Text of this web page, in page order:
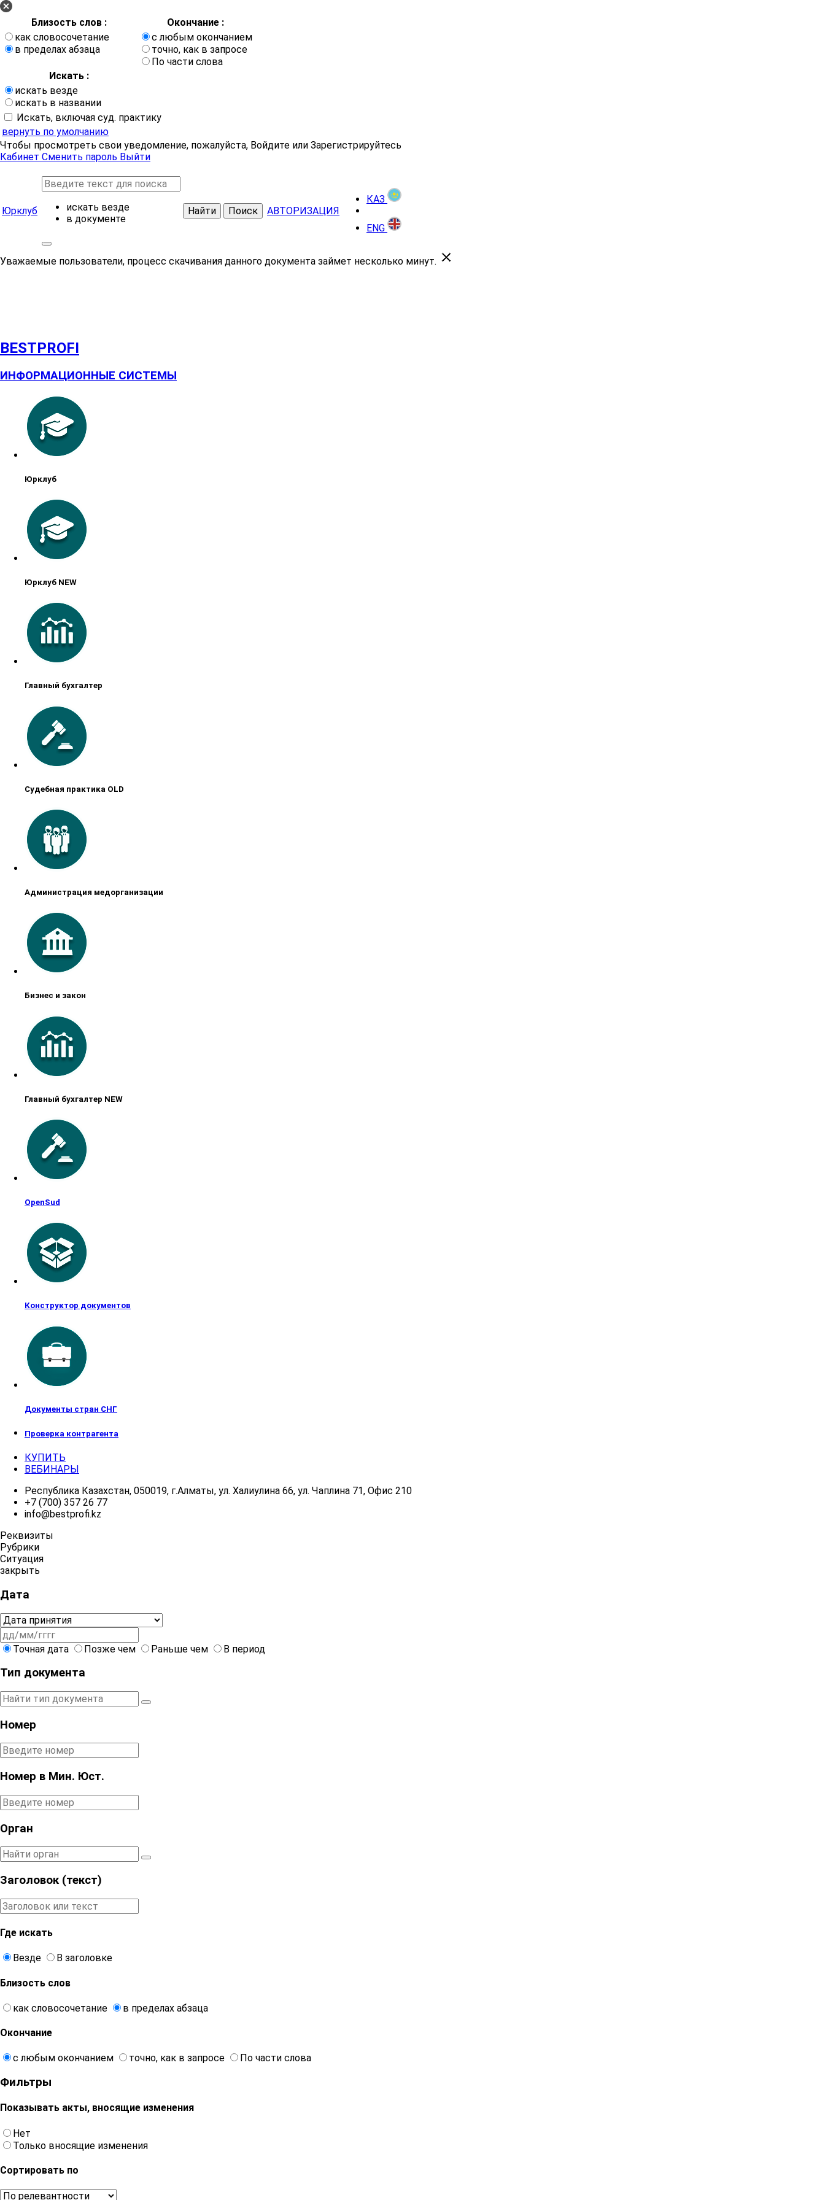
Близость слов :
Окончание :
как словосочетание
в пределах абзаца
с любым окончанием
точно, как в запросе
По части слова
Искать :
искать везде
искать в названии
Искать, включая суд. практику
вернуть по умолчанию
Чтобы просмотреть свои уведомление, пожалуйста, Войдите или Зарегистрируйтесь
Кабинет Сменить пароль Выйти
Юрклуб
искать везде
в документе
Найти Поиск АВТОРИЗАЦИЯ
КАЗ
ENG
Уважаемые пользователи, процесс скачивания данного документа займет несколько минут.
BESTPROFI
ИНФОРМАЦИОННЫЕ СИСТЕМЫ
Юрклуб
Юрклуб NEW
Главный бухгалтер
Судебная практика OLD
Администрация медорганизации
Бизнес и закон
Главный бухгалтер NEW
OpenSud
Конструктор документов
Документы стран СНГ
Проверка контрагента
КУПИТЬ
ВЕБИНАРЫ
Республика Казахстан, 050019, г.Алматы, ул. Халиулина 66, ул. Чаплина 71, Офис 210
+7 (700) 357 26 77
info@bestprofi.kz
Реквизиты
Рубрики
Ситуация
закрыть
Дата
Точная дата Позже чем Раньше чем В период
Тип документа
Номер
Номер в Мин. Юст.
Орган
Заголовок (текст)
Где искать
Везде В заголовке
Близость слов
как словосочетание в пределах абзаца
Окончание
с любым окончанием точно, как в запросе По части слова
Фильтры
Показывать акты, вносящие изменения
Нет
Только вносящие изменения
Сортировать по